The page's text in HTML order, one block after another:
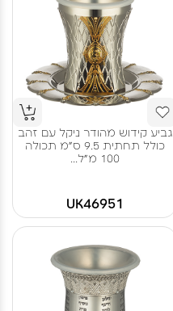
גביע קידוש מהודר ניקל עם זהב
כולל תחתית 9.5 ס"מ תכולה
100 מ"ל...
UK46951